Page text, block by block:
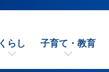
くらし 子育て・教育